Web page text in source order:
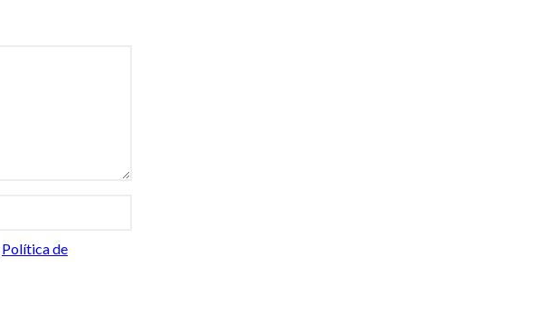
Política de